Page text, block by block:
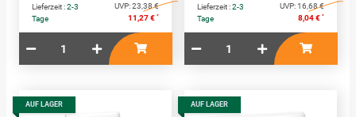
Lieferzeit :2-3
Tage
UVP:23,38 €
11,27 € *
Lieferzeit :2-3
Tage
UVP:16,68 €
8,04 € *
AUF LAGER AUF LAGER